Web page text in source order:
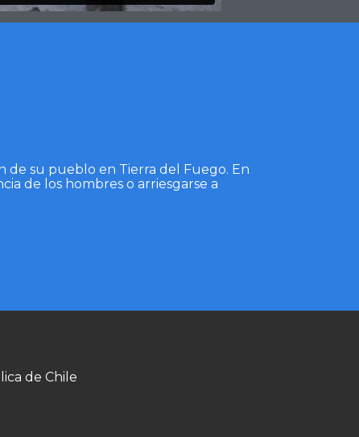
de su pueblo en Tierra del Fuego. En
de los hombres o arriesgarse a
de Chile